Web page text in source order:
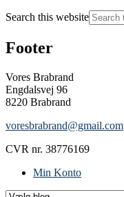
Search this website
Footer
Vores Brabrand
Engdalsvej 96
8220 Brabrand
voresbrabrand@gmail.com
CVR nr. 38776169
Min Konto